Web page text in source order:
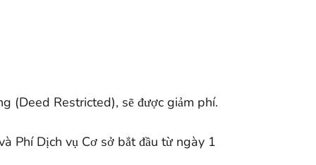
(Deed Restricted), sẽ được giảm phí.
Phí Dịch vụ Cơ sở bắt đầu từ ngày 1